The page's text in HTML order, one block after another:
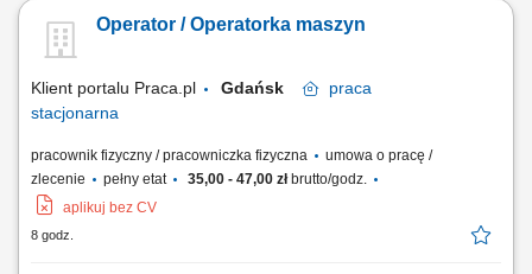
obowiązującymi standardami. Kontrolowanie stanu technicznego
obsługiwanego sprzętu. Przestrzeganie zasad BHP oraz
Operator / Operatorka maszyn
Klient portalu Praca.pl Gdańsk
praca
stacjonarna
pracownik fizyczny / pracowniczka fizyczna
umowa o pracę /
zlecenie
pełny etat 35,00 - 47,00 złbrutto/godz.
aplikuj bez CV
8 godz.